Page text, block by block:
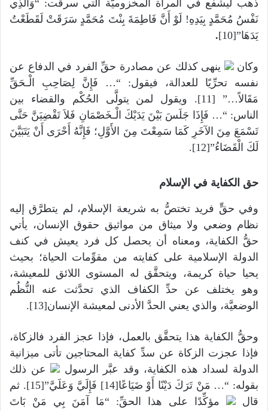
ذهب ليشفع في المرأة المخزوميَّة التي سرقت: “وَالَّذِي
نَفْسُ مُحَمَّدٍ بِيَدِهِ! لَوْ أَنَّ فَاطِمَةَ بِنْتَ مُحَمَّدٍ سَرَقَتْ لَقَطَعْتُ
يَدَهَا”[10]
.
وكان
ينهى كذلك عن مصادرة حقِّ الفرد في الدفاع عن
نفسه تحرِّيًا للعدالة، فيقول: “… فَإِنَّ لِصَاحِبِ الْـحَقِّ
مَقَالاً…” [11]. ويقول لمن يتولَّى الحُكْم والقضاء بين
الناس: “… فَإِذَا جَلَسَ بَيْنَ يَدَيْكَ الْـخَصْمَانِ فَلاَ تَقْضِيَنَّ حَتَّى
تَسْمَعَ مِنَ الآخَرِ كَمَا سَمِعْتَ مِنَ الأَوَّلِ؛ فَإِنَّهُ أَحْرَى أَنْ يَتَبَيَّنَ
لَكَ الْقَضَاءُ”[12].
حق الكفاية في الإسلام
وفي حقٍّ فريد تختصُّ به شريعة الإسلام، لم يتطرَّق إليه
نظام وضعي ولا ميثاق من مواثيق حقوق الإنسان، يأتي
حقُّ الكفاية، ومعناه أن يحصل كل فرد يعيش في كنف
الدولة الإسلامية على كفايته من مقوِّمات الحياة؛ بحيث
يحيا حياة كريمة، ويتحقَّق له المستوى اللائق للمعيشة،
وهو يختلف عن حدِّ الكفاف الذي تحدَّثت عنه النُّظُم
الوضعيَّة، والذي يعني الحدَّ الأدنى لمعيشة الإنسان[13].
وحقُّ الكفاية هذا يتحقَّق بالعمل، فإذا عجز الفرد فالزكاة،
فإذا عجزت الزكاة عن سدِّ كفاية المحتاجين تأتى ميزانية
الدولة لسداد هذه الكفاية، وقد عبَّر الرسول
عن ذلك
بقوله: “… مَنْ تَرَكَ دَيْنًا أَوْ ضَيَاعًا[14] فَإِلَيَّ وَعَلَيَّ”[15]. ثم
قال
مؤكِّدًا على هذا الحقِّ: “مَا آمَنَ بِي مَنْ بَاتَ